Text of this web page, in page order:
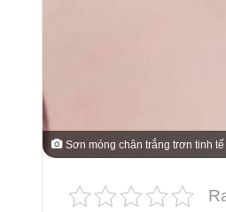
Sơn móng chân trắng trơn tinh tế